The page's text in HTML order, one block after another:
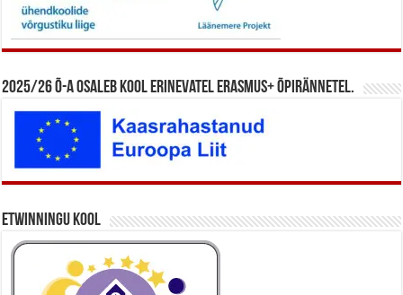
2025/26 õ-a osaleb kool erinevatel Erasmus+ õpirännetel.
eTwinningu kool